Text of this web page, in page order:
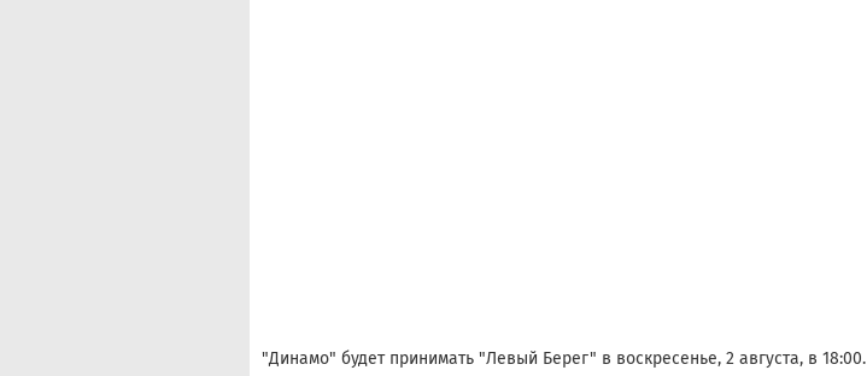
"Динамо" будет принимать "Левый Берег" в воскресенье, 2 августа, в 18:00.